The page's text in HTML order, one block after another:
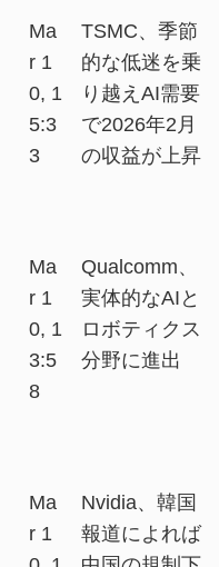
Ma
r 1
0, 1
5:3
3
TSMC、季節
的な低迷を乗
り越えAI需要
で2026年2月
の収益が上昇
Ma
r 1
0, 1
3:5
8
Qualcomm、
実体的なAIと
ロボティクス
分野に進出
Ma
r 1
Nvidia、韓国
報道によれば